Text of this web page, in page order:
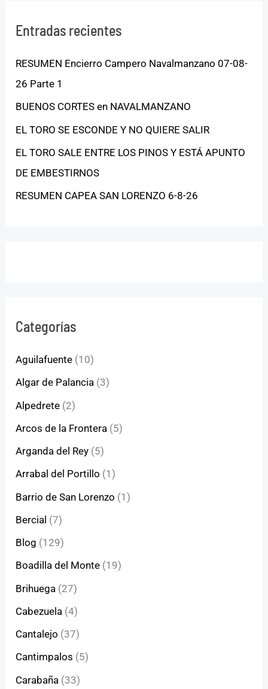
Entradas recientes
RESUMEN Encierro Campero Navalmanzano 07-08-
26 Parte 1
BUENOS CORTES en NAVALMANZANO
EL TORO SE ESCONDE Y NO QUIERE SALIR
EL TORO SALE ENTRE LOS PINOS Y ESTÁ APUNTO
DE EMBESTIRNOS
RESUMEN CAPEA SAN LORENZO 6-8-26
Categorías
Aguilafuente (10)
Algar de Palancia (3)
Alpedrete (2)
Arcos de la Frontera (5)
Arganda del Rey (5)
Arrabal del Portillo (1)
Barrio de San Lorenzo (1)
Bercial (7)
Blog (129)
Boadilla del Monte (19)
Brihuega (27)
Cabezuela (4)
Cantalejo (37)
Cantimpalos (5)
Carabaña (33)